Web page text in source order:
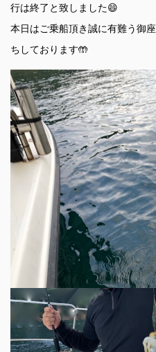
行は終了と致しました😄
本日はご乗船頂き誠に有難う御
ちしております🤲